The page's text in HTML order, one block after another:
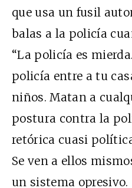
que usa un fusil
balas a la policía
“La policía es
policía entre a tu
niños. Matan a
postura contra la
retórica cuasi
Se ven a ellos
un sistema opresivo.